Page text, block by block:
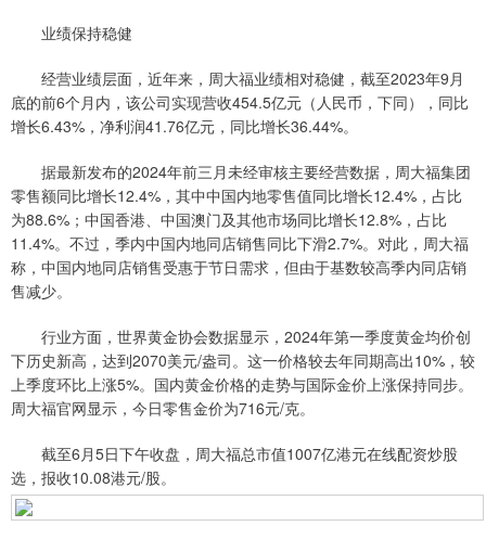
业绩保持稳健
经营业绩层面，近年来，周大福业绩相对稳健，截至2023年9月
底的前6个月内，该公司实现营收454.5亿元（人民币，下同），同比
增长6.43%，净利润41.76亿元，同比增长36.44%。
据最新发布的2024年前三月未经审核主要经营数据，周大福集团
零售额同比增长12.4%，其中中国内地零售值同比增长12.4%，占比
为88.6%；中国香港、中国澳门及其他市场同比增长12.8%，占比
11.4%。不过，季内中国内地同店销售同比下滑2.7%。对此，周大福
称，中国内地同店销售受惠于节日需求，但由于基数较高季内同店销
售减少。
行业方面，世界黄金协会数据显示，2024年第一季度黄金均价创
下历史新高，达到2070美元/盎司。这一价格较去年同期高出10%，较
上季度环比上涨5%。国内黄金价格的走势与国际金价上涨保持同步。
周大福官网显示，今日零售金价为716元/克。
截至6月5日下午收盘，周大福总市值1007亿港元在线配资炒股
选，报收10.08港元/股。